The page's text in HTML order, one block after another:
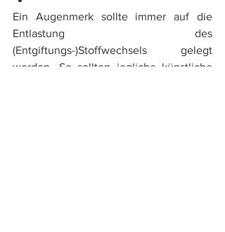
Ein Augenmerk sollte immer auf die
Entlastung des
(Entgiftungs-)Stoffwechsels gelegt
werden. So sollten jegliche künstliche